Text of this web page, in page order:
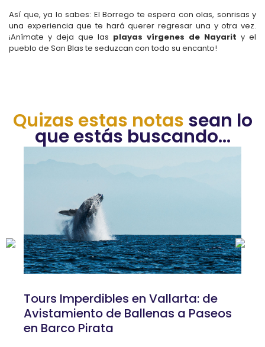
Así que, ya lo sabes: El Borrego te espera con olas, sonrisas y
una experiencia que te hará querer regresar una y otra vez.
¡Anímate y deja que las playas vírgenes de Nayarit y el
pueblo de San Blas te seduzcan con todo su encanto!
Quizas estas notas sean lo
que estás buscando...
Tours Imperdibles en Vallarta: de
Avistamiento de Ballenas a Paseos
en Barco Pirata